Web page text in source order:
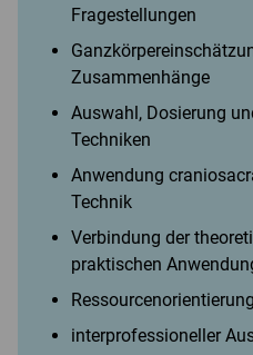
Fragestellungen
Zusammenhänge
Auswahl, Dosierung
Techniken
Anwendung
Technik
Verbindung der
praktischen
interprofessioneller